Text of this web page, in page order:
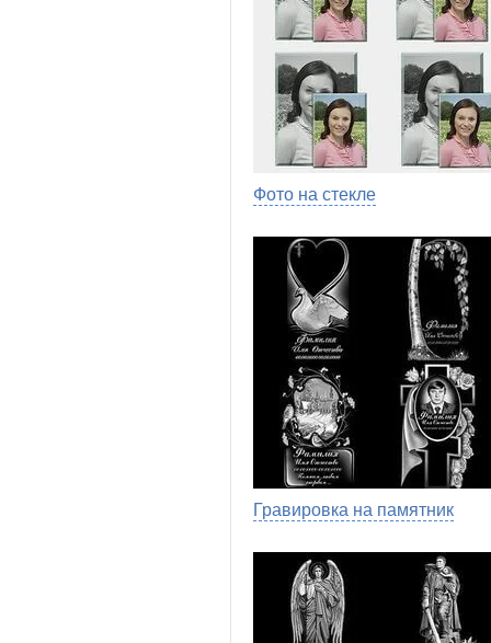
Фото на стекле
Гравировка на памятник